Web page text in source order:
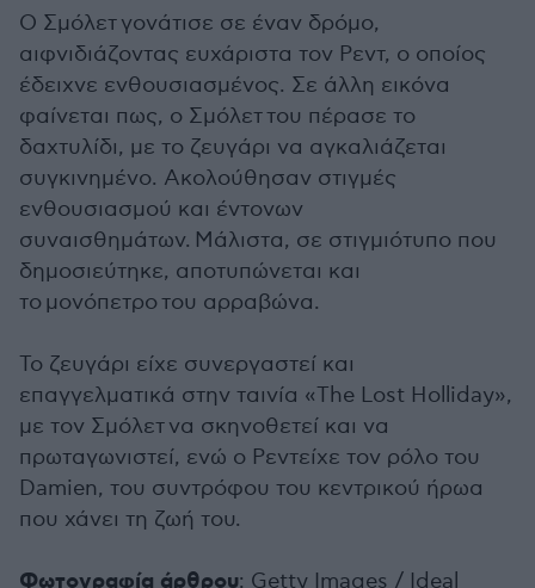
Ο Σμόλετγονάτισε σε έναν δρόμο,
αιφνιδιάζοντας ευχάριστα τον Ρεντ, ο οποίος
έδειχνε ενθουσιασμένος. Σε άλλη εικόνα
φαίνεται πως, ο Σμόλεττου πέρασε το
δαχτυλίδι, με το ζευγάρι να αγκαλιάζεται
συγκινημένο. Ακολούθησαν στιγμές
ενθουσιασμού και έντονων
συναισθημάτων. Μάλιστα, σε στιγμιότυπο που
δημοσιεύτηκε, αποτυπώνεται και
το μονόπετρο του αρραβώνα.
Το ζευγάρι είχε συνεργαστεί και
επαγγελματικά στην ταινία «The Lost Holliday»,
με τον Σμόλετνα σκηνοθετεί και να
πρωταγωνιστεί, ενώ ο Ρεντείχε τον ρόλο του
Damien, του συντρόφου του κεντρικού ήρωα
που χάνει τη ζωή του.
Φωτογραφία άρθρου: Getty Images / Ideal